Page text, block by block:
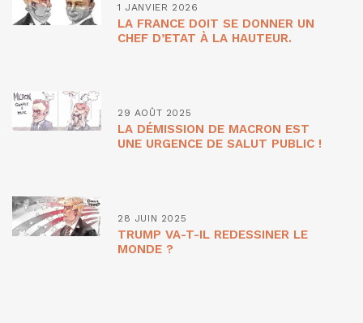
1 JANVIER 2026
LA FRANCE DOIT SE DONNER UN
CHEF D’ETAT À LA HAUTEUR.
29 AOÛT 2025
LA DÉMISSION DE MACRON EST
UNE URGENCE DE SALUT PUBLIC !
28 JUIN 2025
TRUMP VA-T-IL REDESSINER LE
MONDE ?